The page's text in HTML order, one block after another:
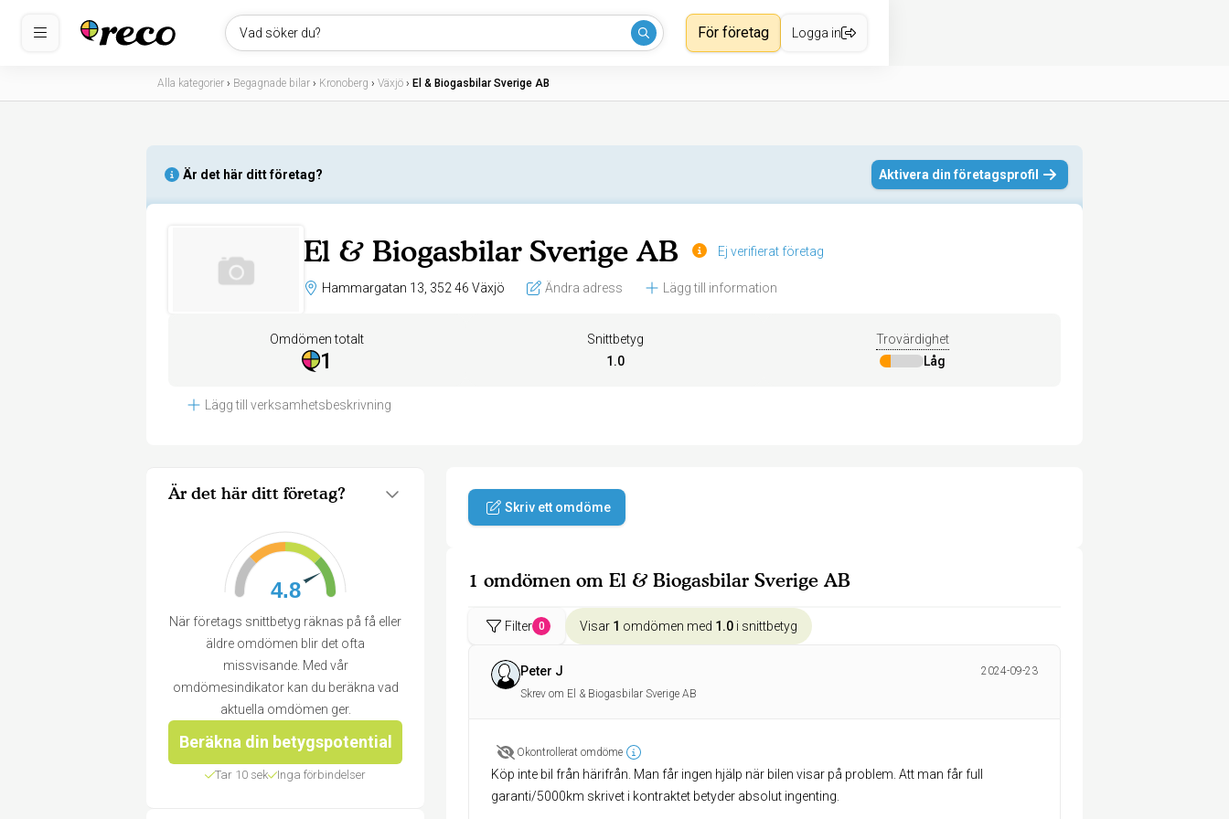
Vad söker du? För företag Logga in
Alla kategorier › Begagnade bilar › Kronoberg › Växjö › El & Biogasbilar Sverige AB
Är det här ditt företag? Aktivera din företagsprofil
El & Biogasbilar Sverige AB Ej verifierat företag
Hammargatan 13, 352 46 Växjö Ändra adress Lägg till information
Omdömen totalt
1
Snittbetyg
1.0
Trovärdighet
Låg
Lägg till verksamhetsbeskrivning
Är det här ditt företag?
4.8
När företags snittbetyg räknas på få eller
äldre omdömen blir det ofta
missvisande. Med vår
omdömesindikator kan du beräkna vad
aktuella omdömen ger.
Beräkna din betygspotential
Tar 10 sek Inga förbindelser
Skriv ett omdöme
1 omdömen om El & Biogasbilar Sverige AB
Filter 0 Visar 1 omdömen med 1.0 i snittbetyg
Peter J
2024-09-23
Skrev om El & Biogasbilar Sverige AB
Okontrollerat omdöme
Köp inte bil från härifrån. Man får ingen hjälp när bilen visar på problem. Att man får full
garanti/5000km skrivet i kontraktet betyder absolut ingenting.